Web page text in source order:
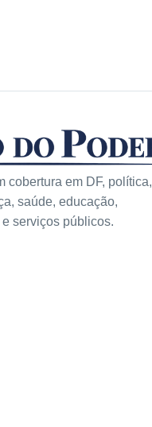
cobertura em DF, política,
saúde, educação,
serviços públicos.